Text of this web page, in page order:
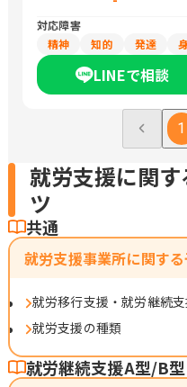
対応障害
精神
知的 発達
LINEで相談
1
就労支援に関
ツ
共通
就労支援事業所に関す
就労移行支援・就労継続
就労支援の種類
就労継続支援A型/B型